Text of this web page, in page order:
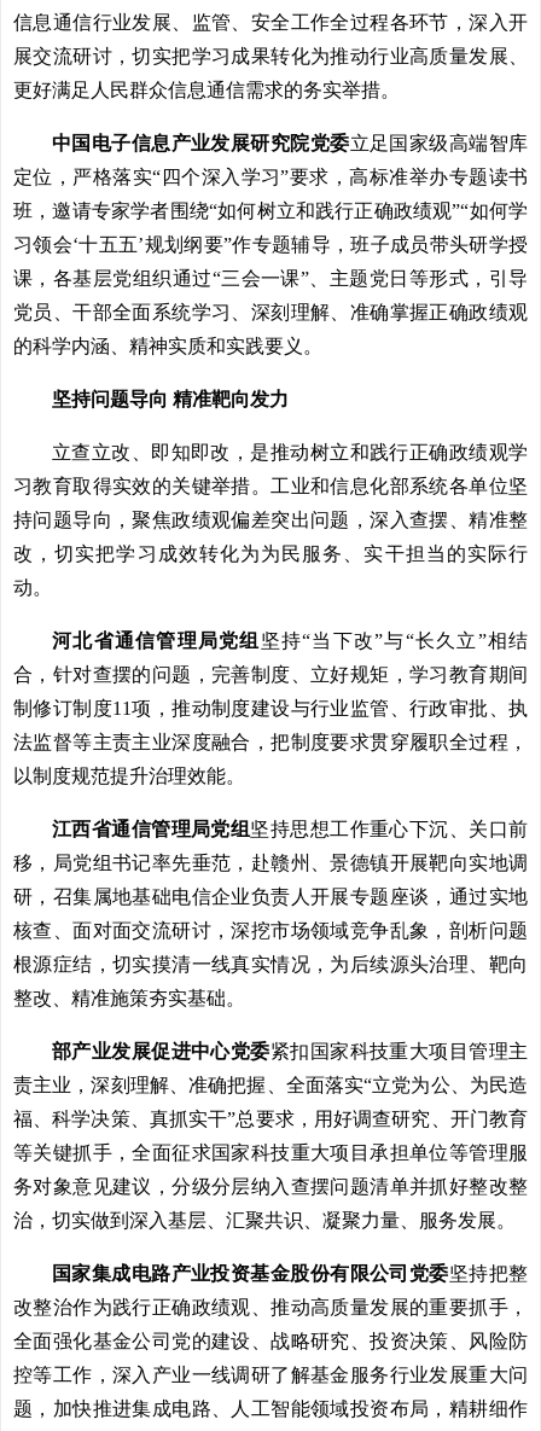
信息通信行业发展、监管、安全工作全过程各环节，深入开
展交流研讨，切实把学习成果转化为推动行业高质量发展、
更好满足人民群众信息通信需求的务实举措。
中国电子信息产业发展研究院党委立足国家级高端智库
定位，严格落实“四个深入学习”要求，高标准举办专题读书
班，邀请专家学者围绕“如何树立和践行正确政绩观”“如何学
习领会‘十五五’规划纲要”作专题辅导，班子成员带头研学授
课，各基层党组织通过“三会一课”、主题党日等形式，引导
党员、干部全面系统学习、深刻理解、准确掌握正确政绩观
的科学内涵、精神实质和实践要义。
坚持问题导向 精准靶向发力
立查立改、即知即改，是推动树立和践行正确政绩观学
习教育取得实效的关键举措。工业和信息化部系统各单位坚
持问题导向，聚焦政绩观偏差突出问题，深入查摆、精准整
改，切实把学习成效转化为为民服务、实干担当的实际行
动。
河北省通信管理局党组 坚持“当下改”与“长久立”相结
合，针对查摆的问题，完善制度、立好规矩，学习教育期间
制修订制度11项，推动制度建设与行业监管、行政审批、执
法监督等主责主业深度融合，把制度要求贯穿履职全过程，
以制度规范提升治理效能。
江西省通信管理局党组 坚持思想工作重心下沉、关口前
移，局党组书记率先垂范，赴赣州、景德镇开展靶向实地调
研，召集属地基础电信企业负责人开展专题座谈，通过实地
核查、面对面交流研讨，深挖市场领域竞争乱象，剖析问题
根源症结，切实摸清一线真实情况，为后续源头治理、靶向
整改、精准施策夯实基础。
部产业发展促进中心党委紧扣国家科技重大项目管理主
责主业，深刻理解、准确把握、全面落实“立党为公、为民造
福、科学决策、真抓实干”总要求，用好调查研究、开门教育
等关键抓手，全面征求国家科技重大项目承担单位等管理服
务对象意见建议，分级分层纳入查摆问题清单并抓好整改整
治，切实做到深入基层、汇聚共识、凝聚力量、服务发展。
国家集成电路产业投资基金股份有限公司党委坚持把整
改整治作为践行正确政绩观、推动高质量发展的重要抓手，
全面强化基金公司党的建设、战略研究、投资决策、风险防
控等工作，深入产业一线调研了解基金服务行业发展重大问
题，加快推进集成电路、人工智能领域投资布局，精耕细作